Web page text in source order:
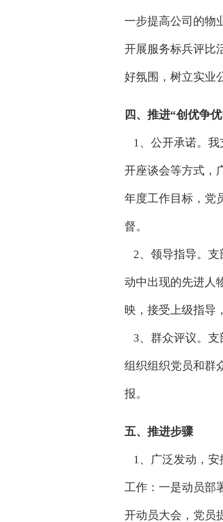
一步提高公司的物
开展服务标兵评比
好氛围，树立实业
四、推进“创优争
1、公开承诺。我
开座谈会等方式，
年度工作目标，党
督。
2、领导指导。支
动中出现的先进人
映，接受上级指导
3、群众评议。支
组织组织党员和群
报。
五、推进步骤
1、广泛发动，安
工作：一是动员部
开动员大会，党员